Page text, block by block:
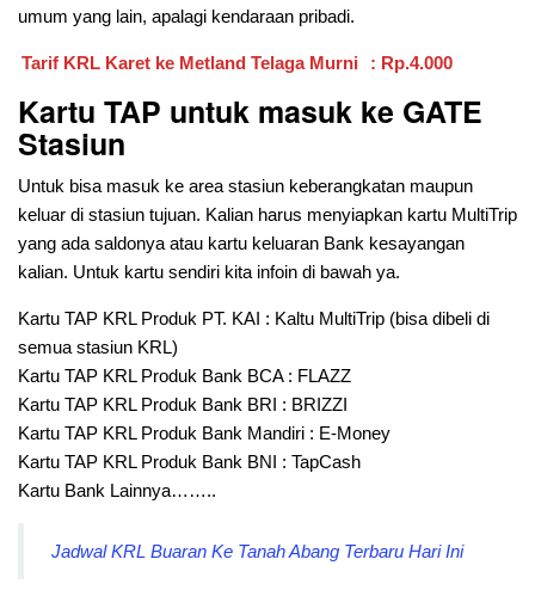
umum yang lain, apalagi kendaraan pribadi.
Tarif KRL Karet ke Metland Telaga Murni : Rp.4.000
Kartu TAP untuk masuk ke GATE
Stasiun
Untuk bisa masuk ke area stasiun keberangkatan maupun
keluar di stasiun tujuan. Kalian harus menyiapkan kartu MultiTrip
yang ada saldonya atau kartu keluaran Bank kesayangan
kalian. Untuk kartu sendiri kita infoin di bawah ya.
Kartu TAP KRL Produk PT. KAI : Kaltu MultiTrip (bisa dibeli di
semua stasiun KRL)
Kartu TAP KRL Produk Bank BCA : FLAZZ
Kartu TAP KRL Produk Bank BRI : BRIZZI
Kartu TAP KRL Produk Bank Mandiri : E-Money
Kartu TAP KRL Produk Bank BNI : TapCash
Kartu Bank Lainnya……..
Jadwal KRL Buaran Ke Tanah Abang Terbaru Hari Ini